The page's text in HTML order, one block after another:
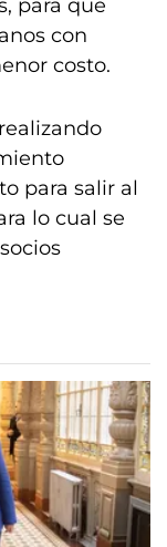
para que
con
costo.
para salir al
lo cual se